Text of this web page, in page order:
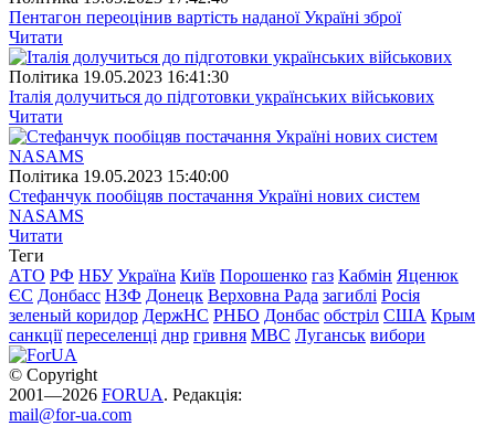
Пентагон переоцінив вартість наданої Україні зброї
Читати
Полiтика 19.05.2023 16:41:30
Італія долучиться до підготовки українських військових
Читати
Полiтика 19.05.2023 15:40:00
Стефанчук пообіцяв постачання Україні нових систем
NASAMS
Читати
Теги
АТО РФ НБУ Україна Київ Порошенко газ Кабмін Яценюк
ЄС Донбасс НЗФ Донецк Верховна Рада загиблі Росія
зеленый коридор ДержНС РНБО Донбас обстріл США Крым
санкції переселенці днр гривня МВС Луганськ вибори
© Copyright
2001—2026 FORUA. Редакція:
mail@for-ua.com